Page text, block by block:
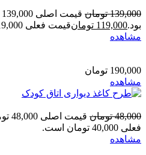
139,000 تومان
بود.119,000 تومانقیمت فعلی 119,000 تومان است.
مشاهده
190,000 تومان
مشاهده
48,000 تومان قیمت اصلی 48,000 تومان بود.
فعلی 40,000 تومان است.
مشاهده